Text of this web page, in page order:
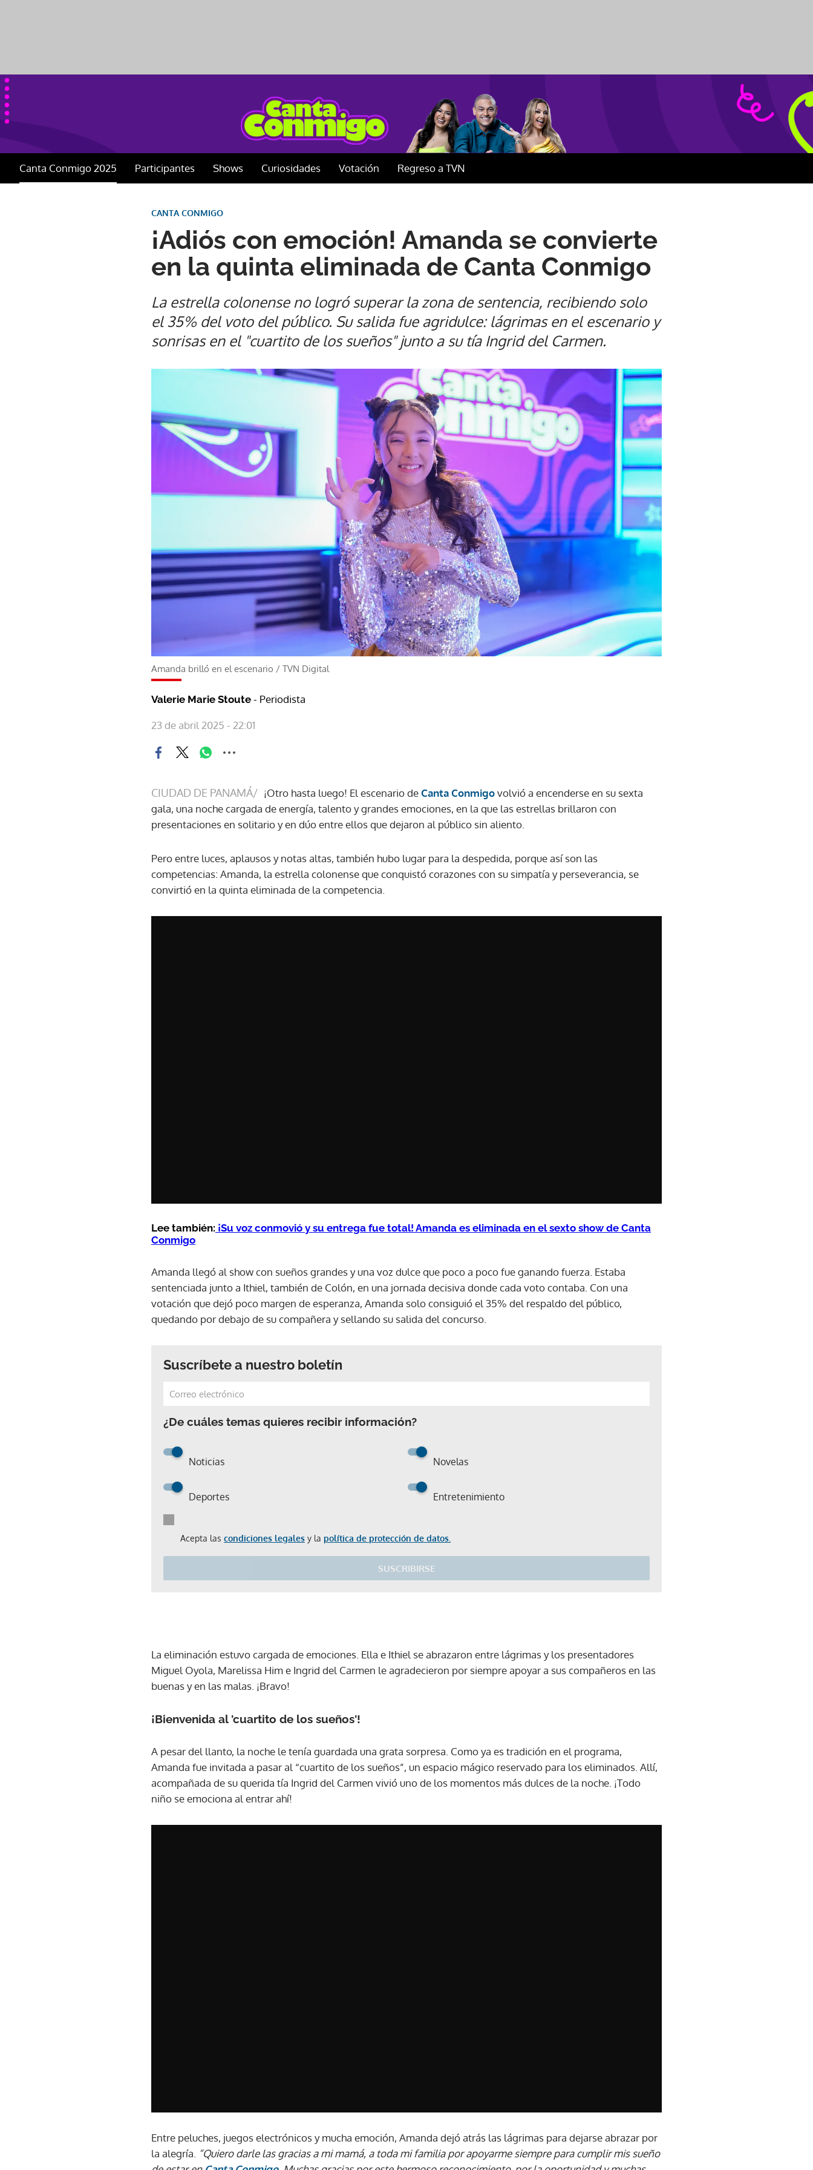
Canta Conmigo 2025 Participantes Shows Curiosidades Votación Regreso a TVN
¡Adiós con emoción! Amanda se convierte
en la quinta eliminada de Canta Conmigo
CANTA CONMIGO
La estrella colonense no logró superar la zona de sentencia, recibiendo solo
el 35% del voto del público. Su salida fue agridulce: lágrimas en el escenario y
sonrisas en el "cuartito de los sueños" junto a su tía Ingrid del Carmen.
Amanda brilló en el escenario / TVN Digital
Valerie Marie Stoute - Periodista
23 de abril 2025 - 22:01
CIUDAD DE PANAMÁ/ ¡Otro hasta luego! El escenario deCanta Conmigovolvió a encenderse en su sexta
gala, una noche cargada de energía, talento y grandes emociones, en la que las estrellas brillaron con
presentaciones en solitario y en dúo entre ellos que dejaron al público sin aliento.
Pero entre luces, aplausos y notas altas, también hubo lugar para la despedida, porque así son las
competencias: Amanda, la estrella colonense que conquistó corazones con su simpatía y perseverancia, se
convirtió en la quinta eliminada de la competencia.
Lee también: ¡Su voz conmovió y su entrega fue total! Amanda es eliminada en el sexto show de Canta
Conmigo
Amanda llegó al show con sueños grandes y una voz dulce que poco a poco fue ganando fuerza. Estaba
sentenciada junto a Ithiel, también de Colón, en una jornada decisiva donde cada voto contaba. Con una
votación que dejó poco margen de esperanza, Amanda solo consiguió el 35% del respaldo del público,
quedando por debajo de su compañera y sellando su salida del concurso.
Suscríbete a nuestro boletín
¿De cuáles temas quieres recibir información?
Noticias Novelas
Deportes Entretenimiento
Acepta las condiciones legales y la política de protección de datos.
SUSCRIBIRSE
La eliminación estuvo cargada de emociones. Ella e Ithiel se abrazaron entre lágrimas y los presentadores
Miguel Oyola, Marelissa Him e Ingrid del Carmen le agradecieron por siempre apoyar a sus compañeros en las
buenas y en las malas. ¡Bravo!
¡Bienvenida al 'cuartito de los sueños'!
A pesar del llanto, la noche le tenía guardada una grata sorpresa. Como ya es tradición en el programa,
Amanda fue invitada a pasar al “cuartito de los sueños”, un espacio mágico reservado para los eliminados. Allí,
acompañada de su querida tía Ingrid del Carmen vivió uno de los momentos más dulces de la noche. ¡Todo
niño se emociona al entrar ahí!
Entre peluches, juegos electrónicos y mucha emoción, Amanda dejó atrás las lágrimas para dejarse abrazar por
la alegría. “Quiero darle las gracias a mi mamá, a toda mi familia por apoyarme siempre para cumplir mis sueño